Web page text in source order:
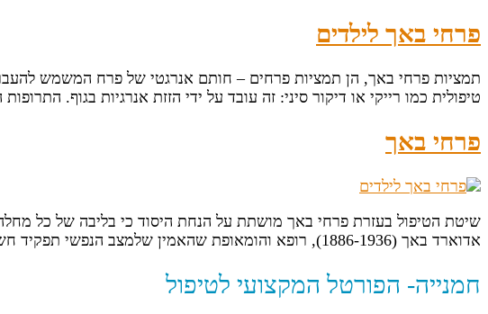
פרחי באך לילדים
תמציות פרחי באך, הן תמציות פרחים – חותם אנרגטי של פרח המשמש
טיפולית כמו רייקי או דיקור סיני: זה עובד על ידי הזזת אנרגיות בגוף.
פרחי באך
שיטת הטיפול בעזרת פרחי באך מושתת על הנחת היסוד כי בליבה של כל
אדוארד באך (1886-1936), רופא והומאופת שהאמין שלמצב הנפשי תפקיד חשוב בשמירת הבריאות הפיזית באדם ובתהליך החלמתו. הוא סיווג שלושים ושמונה מצבים […]
חמנייה- הפורטל המקצועי לטיפול